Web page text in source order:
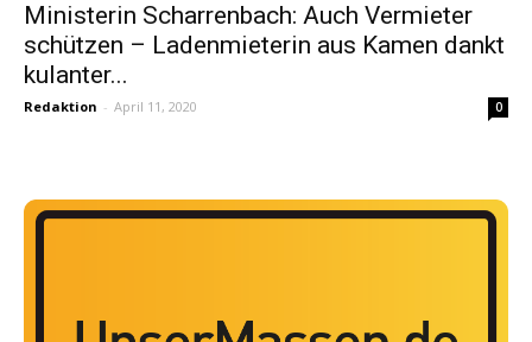
Ministerin Scharrenbach: Auch Vermieter
schützen – Ladenmieterin aus Kamen dankt
kulanter...
Redaktion - April 11, 2020 0